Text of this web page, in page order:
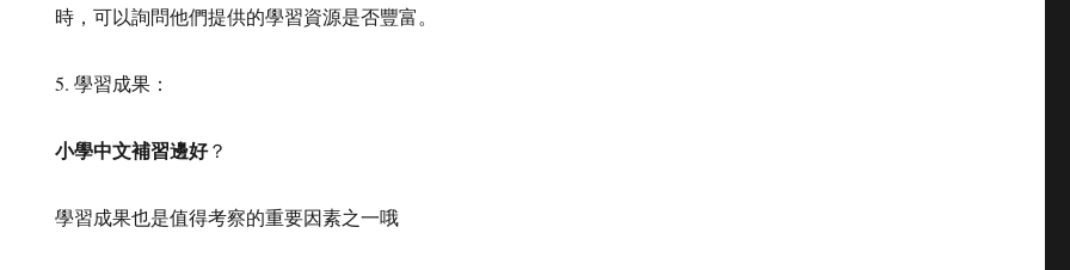
時，可以詢問他們提供的學習資源是否豐富。
5. 學習成果：
小學中文補習邊好？
學習成果也是值得考察的重要因素之一哦